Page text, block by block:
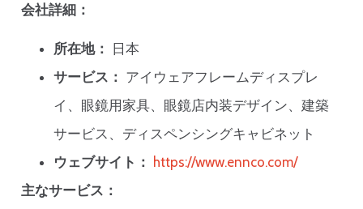
会社詳細：
所在地： 日本
サービス： アイウェアフレームディスプレ
イ、眼鏡用家具、眼鏡店内装デザイン、建築
サービス、ディスペンシングキャビネット
ウェブサイト： https://www.ennco.com/
主なサービス：